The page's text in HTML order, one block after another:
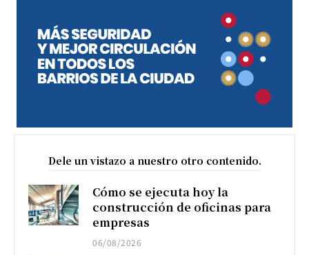
Dele un vistazo a nuestro otro contenido.
Cómo se ejecuta hoy la
construcción de oficinas para
empresas
06/08/2026